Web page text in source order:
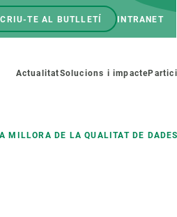
TE AL BUTLLETÍ INTRANET
Menú
ActualitatSolucions i impacte
MILLORA DE LA QUALITAT DE